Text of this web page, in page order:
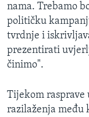
nama. Trebamo
političku
tvrdnje i
prezentirati
činimo".
Tijekom rasprave
razilaženja među